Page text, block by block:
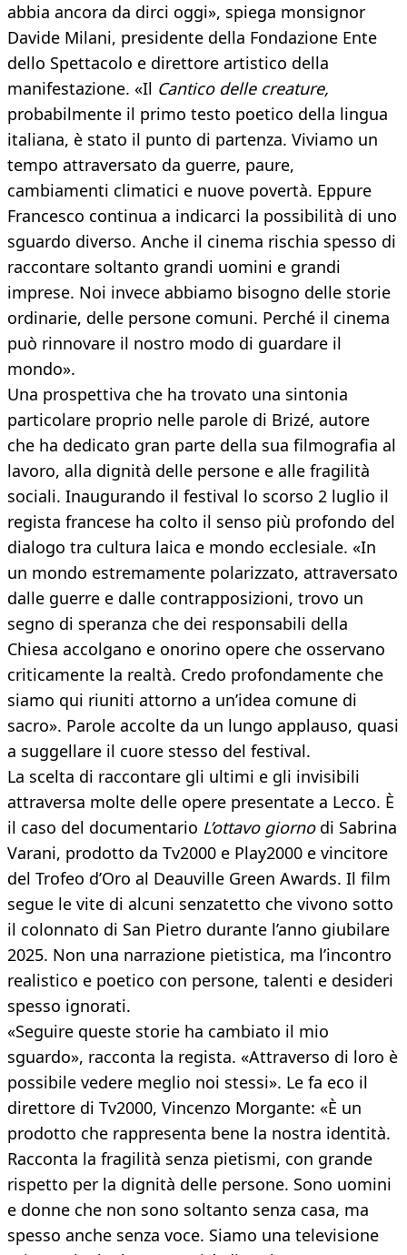
abbia ancora da dirci oggi», spiega monsignor
Davide Milani, presidente della Fondazione Ente
dello Spettacolo e direttore artistico della
manifestazione. «Il Cantico delle creature,
probabilmente il primo testo poetico della lingua
italiana, è stato il punto di partenza. Viviamo un
tempo attraversato da guerre, paure,
cambiamenti climatici e nuove povertà. Eppure
Francesco continua a indicarci la possibilità di uno
sguardo diverso. Anche il cinema rischia spesso di
raccontare soltanto grandi uomini e grandi
imprese. Noi invece abbiamo bisogno delle storie
ordinarie, delle persone comuni. Perché il cinema
può rinnovare il nostro modo di guardare il
mondo».
Una prospettiva che ha trovato una sintonia
particolare proprio nelle parole di Brizé, autore
che ha dedicato gran parte della sua filmografia al
lavoro, alla dignità delle persone e alle fragilità
sociali. Inaugurando il festival lo scorso 2 luglio il
regista francese ha colto il senso più profondo del
dialogo tra cultura laica e mondo ecclesiale. «In
un mondo estremamente polarizzato, attraversato
dalle guerre e dalle contrapposizioni, trovo un
segno di speranza che dei responsabili della
Chiesa accolgano e onorino opere che osservano
criticamente la realtà. Credo profondamente che
siamo qui riuniti attorno a un’idea comune di
sacro». Parole accolte da un lungo applauso, quasi
a suggellare il cuore stesso del festival.
La scelta di raccontare gli ultimi e gli invisibili
attraversa molte delle opere presentate a Lecco. È
il caso del documentario L’ottavo giornodi Sabrina
Varani, prodotto da Tv2000 e Play2000 e vincitore
del Trofeo d’Oro al Deauville Green Awards. Il film
segue le vite di alcuni senzatetto che vivono sotto
il colonnato di San Pietro durante l’anno giubilare
2025. Non una narrazione pietistica, ma l’incontro
realistico e poetico con persone, talenti e desideri
spesso ignorati.
«Seguire queste storie ha cambiato il mio
sguardo», racconta la regista. «Attraverso di loro è
possibile vedere meglio noi stessi». Le fa eco il
direttore di Tv2000, Vincenzo Morgante: «È un
prodotto che rappresenta bene la nostra identità.
Racconta la fragilità senza pietismi, con grande
rispetto per la dignità delle persone. Sono uomini
e donne che non sono soltanto senza casa, ma
spesso anche senza voce. Siamo una televisione